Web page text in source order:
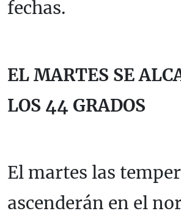
fechas.
EL MARTES SE
LOS 44 GRADOS
El martes las
ascenderán en el